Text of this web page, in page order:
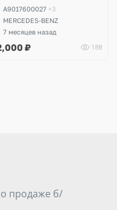
A9017600027 +3
MERCEDES-BENZ
7 месяцев назад
₽ 188
продаже б/